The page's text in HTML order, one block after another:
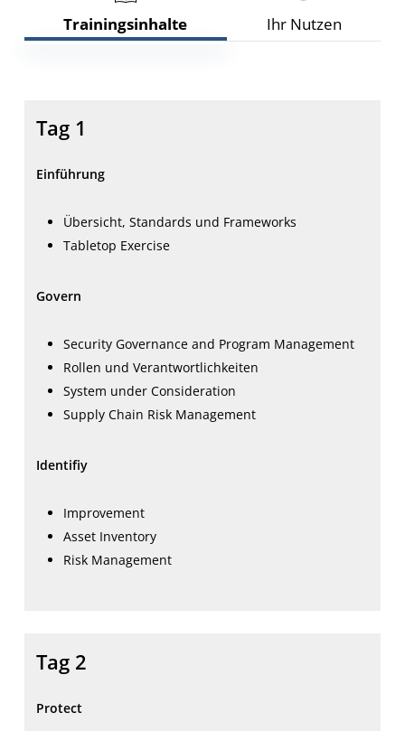
Trainingsinhalte Ihr Nutzen
Tag 1
Einführung
Übersicht, Standards und Frameworks
Tabletop Exercise
Govern
Security Governance and Program Management
Rollen und Verantwortlichkeiten
System under Consideration
Supply Chain Risk Management
Identifiy
Improvement
Asset Inventory
Risk Management
Tag 2
Protect